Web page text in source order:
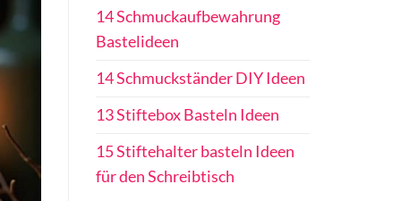
14 Schmuckaufbewahrung
Bastelideen
14 Schmuckständer DIY Ideen
13 Stiftebox Basteln Ideen
15 Stiftehalter basteln Ideen
für den Schreibtisch